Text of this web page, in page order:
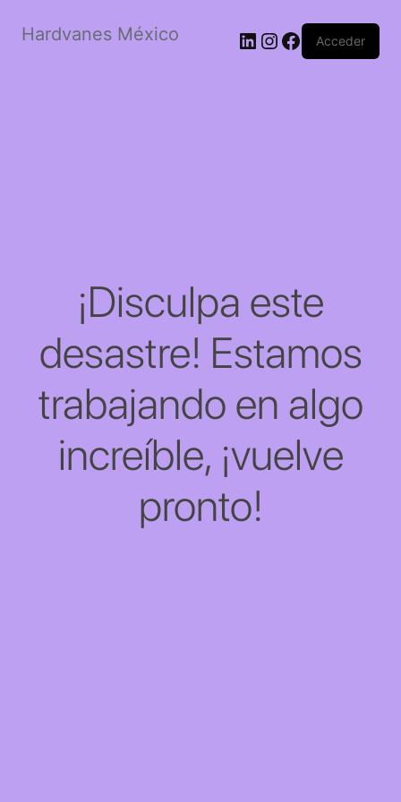
Hardvanes México LinkedIn
Instagram
Facebook
Acceder
¡Disculpa este
desastre! Estamos
trabajando en algo
increíble, ¡vuelve
pronto!